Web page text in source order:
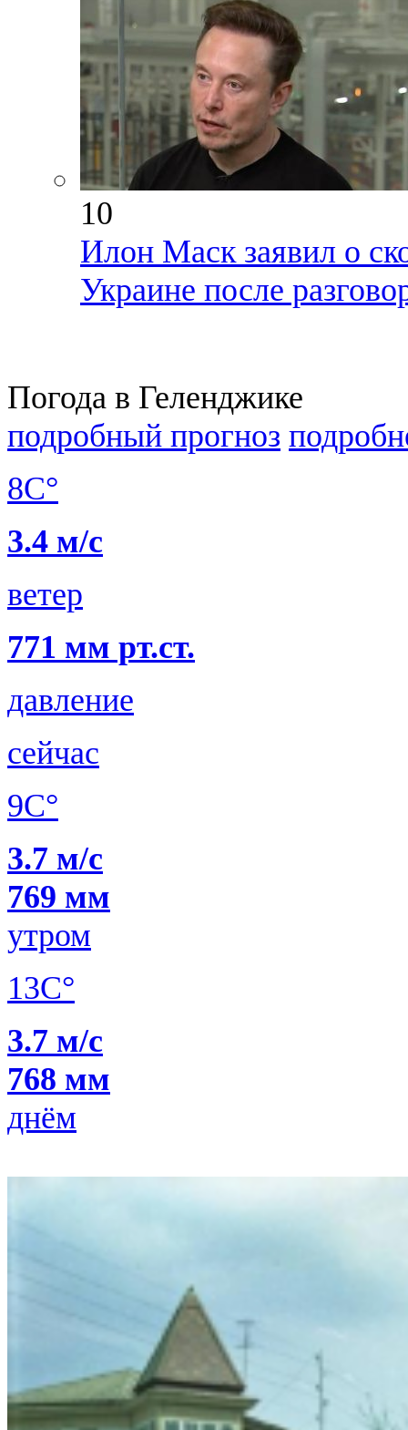
10
Илон Маск заявил о
Украине после
Погода в Геленджике
подробный прогноз
8C°
3.4 м/с
ветер
771 мм рт.ст.
давление
сейчас
9C°
3.7 м/с
769 мм
утром
13C°
3.7 м/с
768 мм
днём